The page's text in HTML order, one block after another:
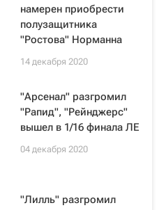
намерен приобрести
полузащитника
"Ростова" Норманна
14 декабря 2020
"Арсенал" разгромил
"Рапид", "Рейнджерс"
вышел в 1/16 финала ЛЕ
04 декабря 2020
"Лилль" разгромил